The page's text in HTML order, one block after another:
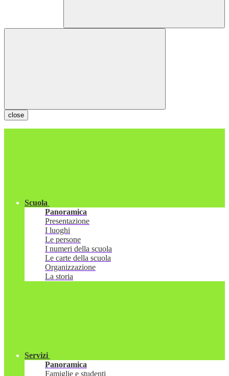
close
Scuola
Panoramica
Presentazione
I luoghi
Le persone
I numeri della scuola
Le carte della scuola
Organizzazione
La storia
Servizi
Panoramica
Famiglie e studenti